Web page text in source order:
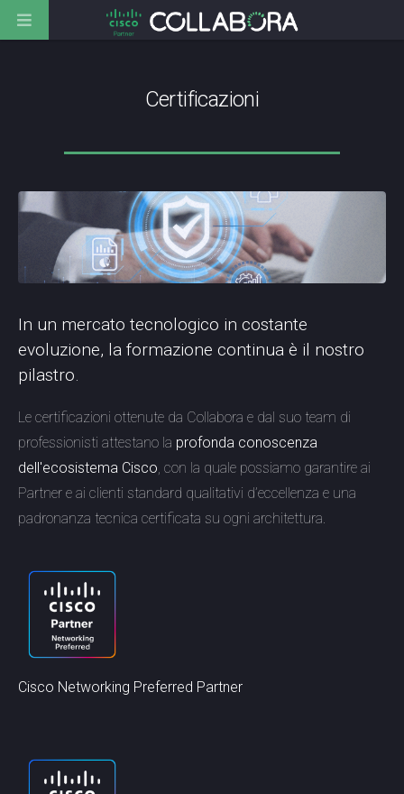
Certificazioni
In un mercato tecnologico in costante
evoluzione, la formazione continua è il nostro
pilastro.
Le certificazioni ottenute da Collabora e dal suo team di
professionisti attestano la profonda conoscenza
dell'ecosistema Cisco, con la quale possiamo garantire ai
Partner e ai clienti standard qualitativi d’eccellenza e una
padronanza tecnica certificata su ogni architettura.
Cisco Networking Preferred Partner